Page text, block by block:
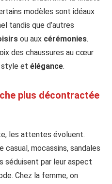
modèles sont idéaux
tandis que d’autres
ou aux cérémonies.
des chaussures au cœur
style et élégance.
plus décontractée
les attentes évoluent.
casual, mocassins, sandales
séduisent par leur aspect
Chez la femme, on